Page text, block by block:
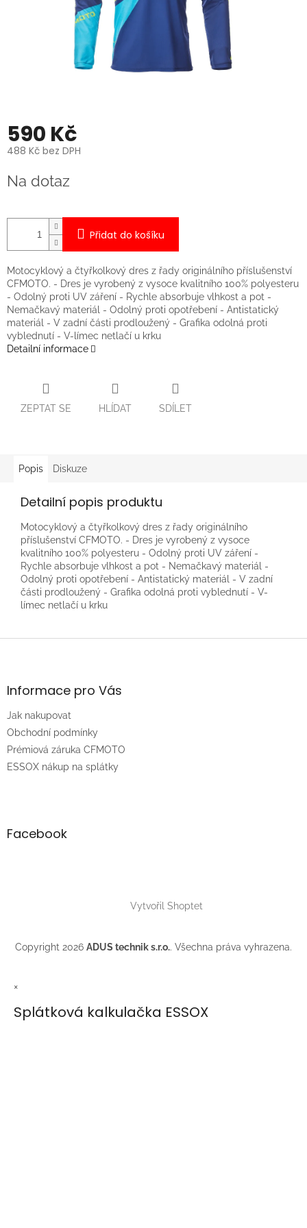
590 Kč
488 Kč bez DPH
cena:
Na dotaz
Přidat do košíku
Motocyklový a čtyřkolkový dres z řady originálního příslušenství
CFMOTO. - Dres je vyrobený z vysoce kvalitního 100% polyesteru
- Odolný proti UV záření - Rychle absorbuje vlhkost a pot -
Nemačkavý materiál - Odolný proti opotřebení - Antistatický
materiál - V zadní části prodloužený - Grafika odolná proti
vyblednutí - V-límec netlačí u krku
Detailní informace
ZEPTAT SE HLÍDAT SDÍLET
Popis Diskuze
Detailní popis produktu
Motocyklový a čtyřkolkový dres z řady originálního
příslušenství CFMOTO. - Dres je vyrobený z vysoce
kvalitního 100% polyesteru - Odolný proti UV záření -
Rychle absorbuje vlhkost a pot - Nemačkavý materiál -
Odolný proti opotřebení - Antistatický materiál - V zadní
části prodloužený - Grafika odolná proti vyblednutí - V-
límec netlačí u krku
Z
aInformace pro Vás
Jak nakupovat
Obchodní podmínky
Prémiová záruka CFMOTO
ESSOX nákup na splátky
Facebook
Vytvořil Shoptet
Copyright 2026 ADUS technik s.r.o.. Všechna práva vyhrazena.
×
Splátková kalkulačka ESSOX